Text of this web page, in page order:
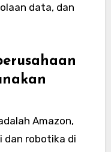
data, dan
Amazon,
dan robotika di